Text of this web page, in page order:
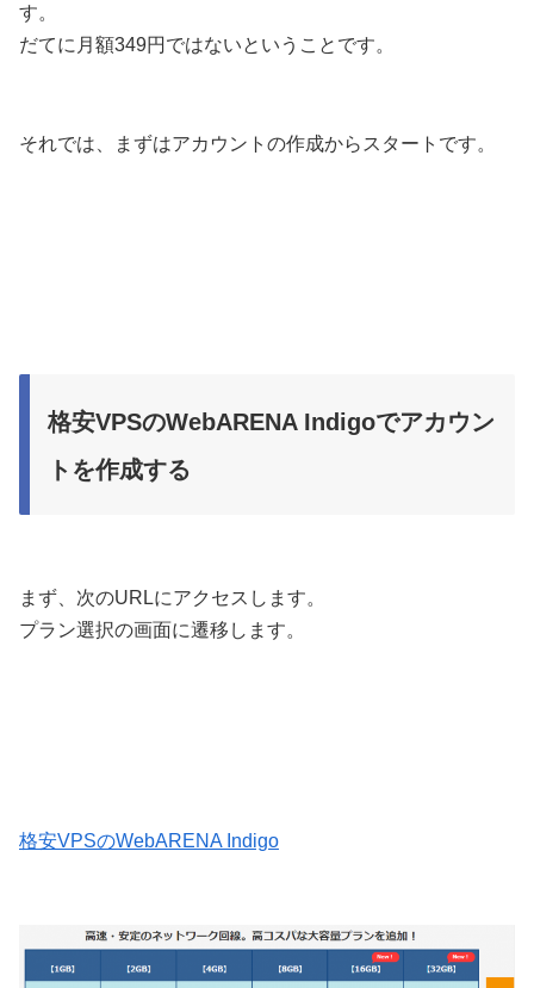
す。
だてに月額349円ではないということです。
それでは、まずはアカウントの作成からスタートです。
格安VPSのWebARENA Indigoでアカウン
トを作成する
まず、次のURLにアクセスします。
プラン選択の画面に遷移します。
格安VPSのWebARENA Indigo